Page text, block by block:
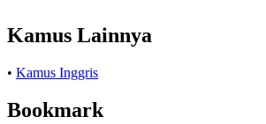
Kamus Lainnya
• Kamus Inggris
Bookmark